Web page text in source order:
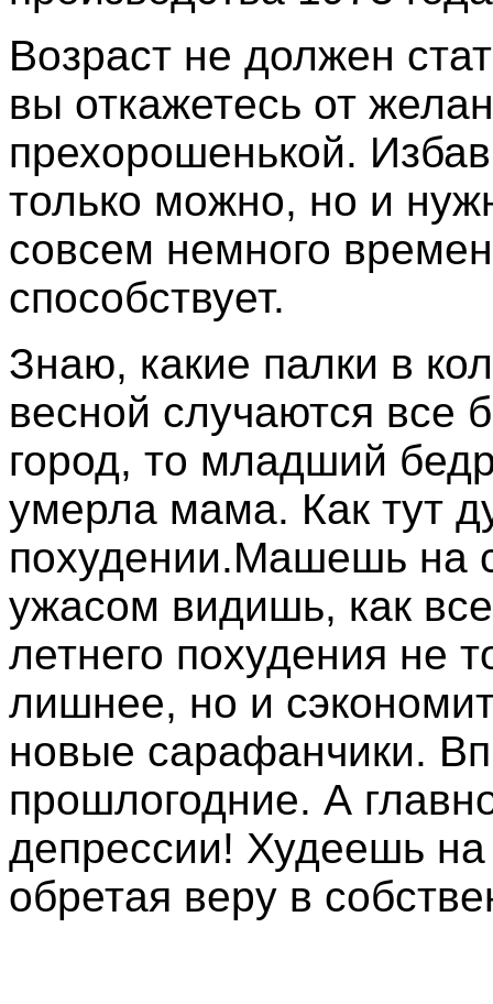
Возраст не должен
вы откажетесь от
прехорошенькой.
только можно, но и
совсем немного
способствует.
Знаю, какие палки в
весной случаются все
город, то младший
умерла мама. Как тут
похудении.Машешь на
ужасом видишь, как
летнего похудения не
лишнее, но и
новые сарафанчики.
прошлогодние. А
депрессии! Худеешь
обретая веру в